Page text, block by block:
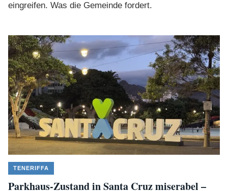
eingreifen. Was die Gemeinde fordert.
TENERIFFA
Parkhaus-Zustand in Santa Cruz miserabel –